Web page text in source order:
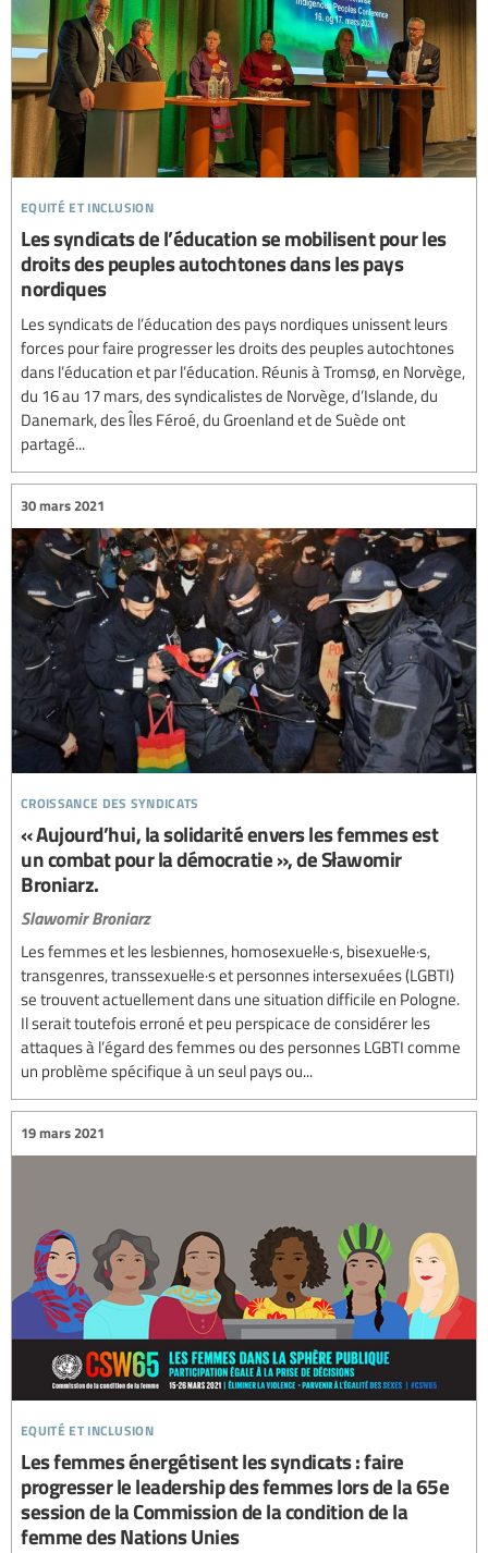
equité et inclusion
Les syndicats de l’éducation se mobilisent pour les
droits des peuples autochtones dans les pays
nordiques
Les syndicats de l’éducation des pays nordiques unissent leurs
forces pour faire progresser les droits des peuples autochtones
dans l’éducation et par l’éducation. Réunis à Tromsø, en Norvège,
du 16 au 17 mars, des syndicalistes de Norvège, d’Islande, du
Danemark, des Îles Féroé, du Groenland et de Suède ont
partagé...
croissance des syndicats
30 mars 2021
« Aujourd’hui, la solidarité envers les femmes est
un combat pour la démocratie », de Sławomir
Broniarz.
Slawomir Broniarz
Les femmes et les lesbiennes, homosexuel·le·s, bisexuel·le·s,
transgenres, transsexuel·le·s et personnes intersexuées (LGBTI)
se trouvent actuellement dans une situation difficile en Pologne.
Il serait toutefois erroné et peu perspicace de considérer les
attaques à l’égard des femmes ou des personnes LGBTI comme
un problème spécifique à un seul pays ou...
equité et inclusion
19 mars 2021
Les femmes énergétisent les syndicats : faire
progresser le leadership des femmes lors de la 65e
session de la Commission de la condition de la
femme des Nations Unies